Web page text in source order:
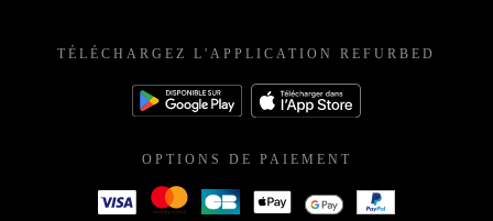
TÉLÉCHARGEZ L'APPLICATION REFURBED
OPTIONS DE PAIEMENT